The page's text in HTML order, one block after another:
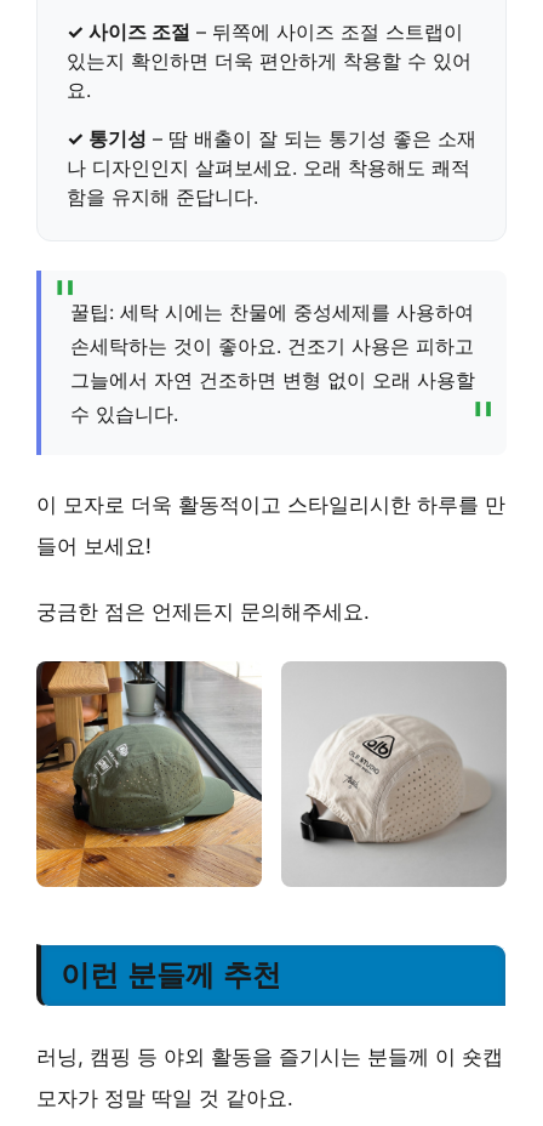
✓ 사이즈 조절 – 뒤쪽에 사이즈 조절 스트랩이
있는지 확인하면 더욱 편안하게 착용할 수 있어
요.
✓ 통기성 – 땀 배출이 잘 되는 통기성 좋은 소재
나 디자인인지 살펴보세요. 오래 착용해도 쾌적
함을 유지해 준답니다.
꿀팁: 세탁 시에는 찬물에 중성세제를 사용하여
손세탁하는 것이 좋아요. 건조기 사용은 피하고
그늘에서 자연 건조하면 변형 없이 오래 사용할
수 있습니다.
이 모자로 더욱 활동적이고 스타일리시한 하루를 만
들어 보세요!
궁금한 점은 언제든지 문의해주세요.
이런 분들께 추천
러닝, 캠핑 등 야외 활동을 즐기시는 분들께 이 숏캡
모자가 정말 딱일 것 같아요.